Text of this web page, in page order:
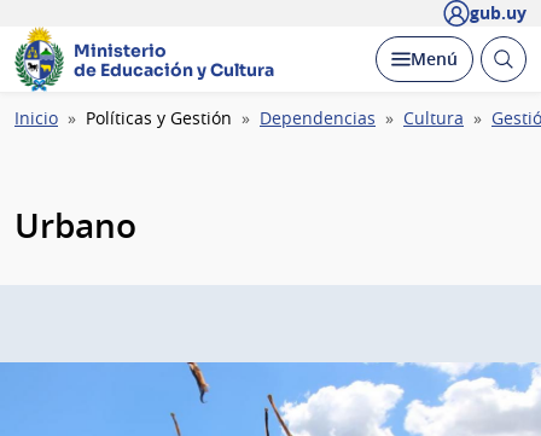
gub.uy
Ministerio
de Educación y Cultura
Desplegar
Menú Abrir
Ruta
Inicio Políticas y Gestión Dependencias Cultura
Urbano